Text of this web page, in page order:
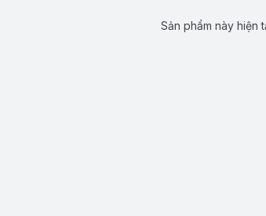
Sản phẩm này hiện